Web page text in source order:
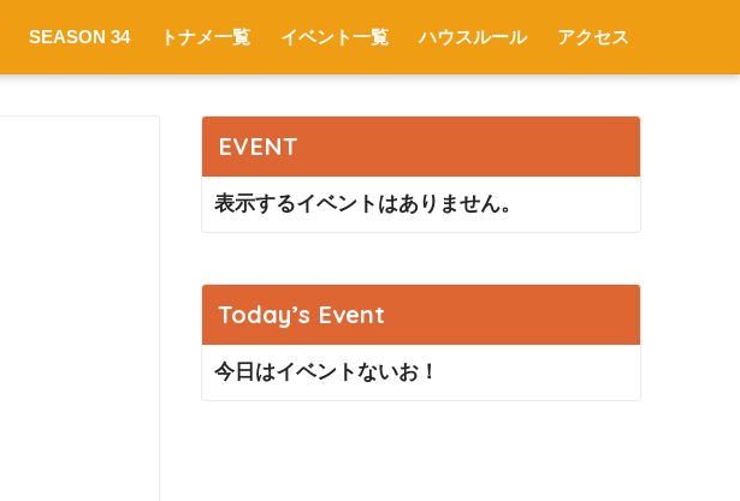
SEASON 34 トナメ一覧 イベント一覧 ハウスルール アクセス
EVENT
表示するイベントはありません。
Today’s Event
今日はイベントないお！